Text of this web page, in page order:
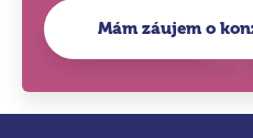
Mám záujem o